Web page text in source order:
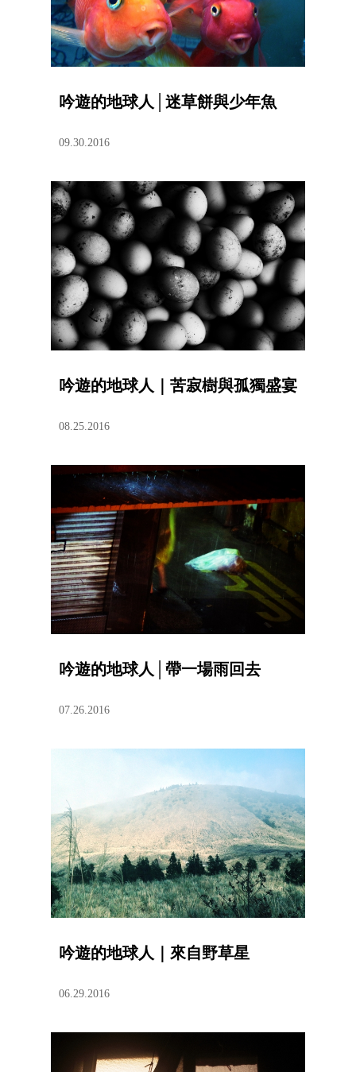
吟遊的地球人│迷草餅與少年魚
09.30.2016
吟遊的地球人｜苦寂樹與孤獨盛宴
08.25.2016
吟遊的地球人│帶一場雨回去
07.26.2016
吟遊的地球人｜來自野草星
06.29.2016